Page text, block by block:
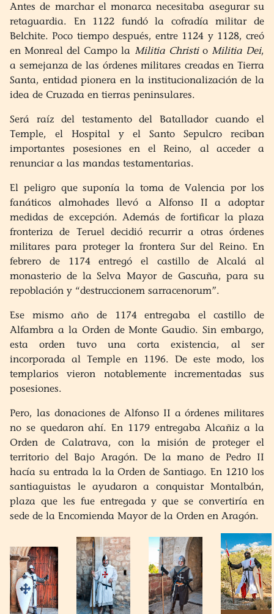
Antes de marchar el monarca necesitaba asegurar su
retaguardia. En 1122 fundó la cofradía militar de
Belchite. Poco tiempo después, entre 1124 y 1128, creó
en Monreal del Campo la Militia Christio Militia Dei,
a semejanza de las órdenes militares creadas en Tierra
Santa, entidad pionera en la institucionalización de la
idea de Cruzada en tierras peninsulares.
Será raíz del testamento del Batallador cuando el
Temple, el Hospital y el Santo Sepulcro reciban
importantes posesiones en el Reino, al acceder a
renunciar a las mandas testamentarias.
El peligro que suponía la toma de Valencia por los
fanáticos almohades llevó a Alfonso II a adoptar
medidas de excepción. Además de fortificar la plaza
fronteriza de Teruel decidió recurrir a otras órdenes
militares para proteger la frontera Sur del Reino. En
febrero de 1174 entregó el castillo de Alcalá al
monasterio de la Selva Mayor de Gascuña, para su
repoblación y “destruccionem sarracenorum”.
Ese mismo año de 1174 entregaba el castillo de
Alfambra a la Orden de Monte Gaudio. Sin embargo,
esta orden tuvo una corta existencia, al ser
incorporada al Temple en 1196. De este modo, los
templarios vieron notablemente incrementadas sus
posesiones.
Pero, las donaciones de Alfonso II a órdenes militares
no se quedaron ahí. En 1179 entregaba Alcañiz a la
Orden de Calatrava, con la misión de proteger el
territorio del Bajo Aragón. De la mano de Pedro II
hacía su entrada la la Orden de Santiago. En 1210 los
santiaguistas le ayudaron a conquistar Montalbán,
plaza que les fue entregada y que se convertiría en
sede de la Encomienda Mayor de la Orden en Aragón.